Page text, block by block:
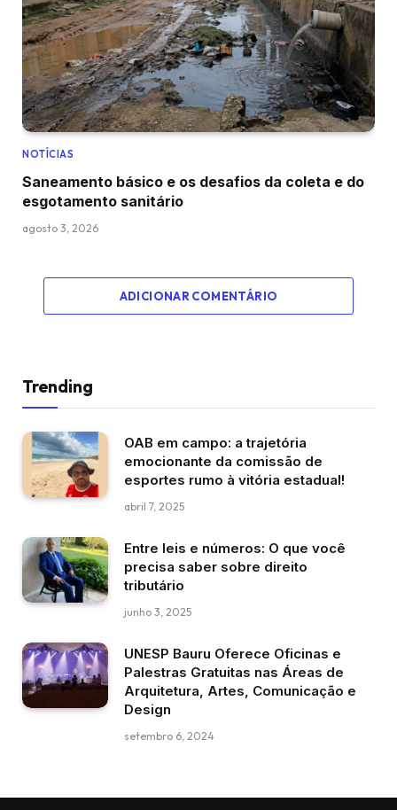
NOTÍCIAS
Saneamento básico e os desafios da coleta e do
esgotamento sanitário
agosto 3, 2026
ADICIONAR COMENTÁRIO
Trending
OAB em campo: a trajetória
emocionante da comissão de
esportes rumo à vitória estadual!
abril 7, 2025
Entre leis e números: O que você
precisa saber sobre direito
tributário
junho 3, 2025
UNESP Bauru Oferece Oficinas e
Palestras Gratuitas nas Áreas de
Arquitetura, Artes, Comunicação e
Design
setembro 6, 2024